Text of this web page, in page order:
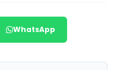
WhatsApp